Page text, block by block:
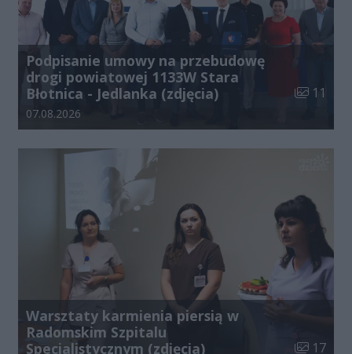
Podpisanie umowy na przebudowę
drogi powiatowej 1133W Stara
Błotnica - Jedlanka (zdjęcia)
Liczba
11
Data dodania galerii:
07.08.2026
Warsztaty karmienia piersią w
Radomskim Szpitalu
Specjalistycznym (zdjęcia)
Liczba
17